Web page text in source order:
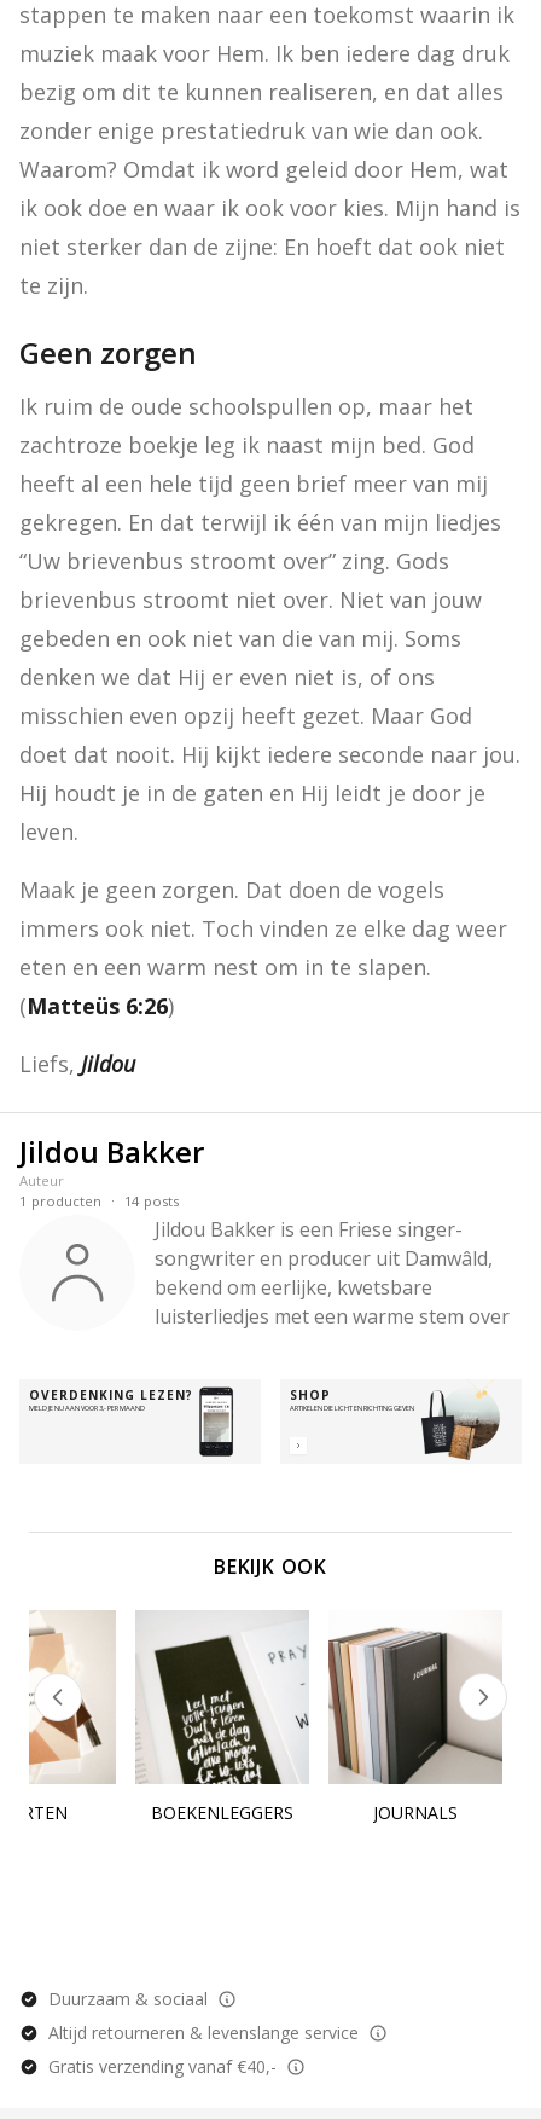
stappen te maken naar een toekomst waarin ik
muziek maak voor Hem. Ik ben iedere dag druk
bezig om dit te kunnen realiseren, en dat alles
zonder enige prestatiedruk van wie dan ook.
Waarom? Omdat ik word geleid door Hem, wat
ik ook doe en waar ik ook voor kies. Mijn hand is
niet sterker dan de zijne: En hoeft dat ook niet
te zijn.
Geen zorgen
Ik ruim de oude schoolspullen op, maar het
zachtroze boekje leg ik naast mijn bed. God
heeft al een hele tijd geen brief meer van mij
gekregen. En dat terwijl ik één van mijn liedjes
“Uw brievenbus stroomt over” zing. Gods
brievenbus stroomt niet over. Niet van jouw
gebeden en ook niet van die van mij. Soms
denken we dat Hij er even niet is, of ons
misschien even opzij heeft gezet. Maar God
doet dat nooit. Hij kijkt iedere seconde naar jou.
Hij houdt je in de gaten en Hij leidt je door je
leven.
Maak je geen zorgen. Dat doen de vogels
immers ook niet. Toch vinden ze elke dag weer
eten en een warm nest om in te slapen.
(Matteüs 6:26)
Liefs, Jildou
Jildou Bakker
Auteur
1 producten · 14 posts
Jildou Bakker is een Friese singer-
songwriter en producer uit Damwâld,
bekend om eerlijke, kwetsbare
luisterliedjes met een warme stem over
verscheen in 2017 en ze kreeg aandacht
binnen christelijk Nederland. Ze
studeerde compositie en
OVERDENKING LEZEN?
MELD JE NU AAN VOOR 3,- PER MAAND
SHOP
ARTIKELEN DIE LICHT EN RICHTING GEVEN
BEKIJK OOK
BOEKENLEGGERS JOURNALS
Duurzaam & sociaal
Altijd retourneren & levenslange service
Gratis verzending vanaf €40,-